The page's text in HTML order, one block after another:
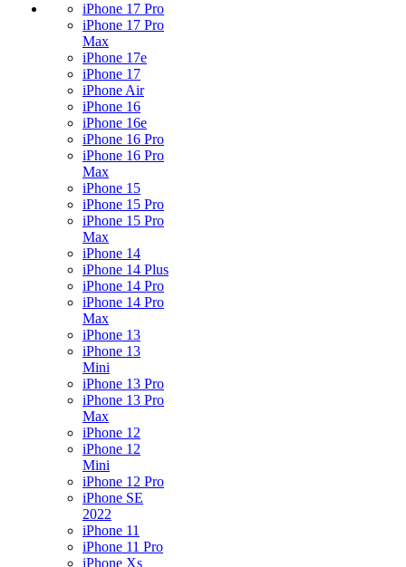
iPhone 17 Pro
iPhone 17 Pro
Max
iPhone 17e
iPhone 17
iPhone Air
iPhone 16
iPhone 16e
iPhone 16 Pro
iPhone 16 Pro
Max
iPhone 15
iPhone 15 Pro
iPhone 15 Pro
Max
iPhone 14
iPhone 14 Plus
iPhone 14 Pro
iPhone 14 Pro
Max
iPhone 13
iPhone 13
Mini
iPhone 13 Pro
iPhone 13 Pro
Max
iPhone 12
iPhone 12
Mini
iPhone 12 Pro
iPhone SE
2022
iPhone 11
iPhone 11 Pro
iPhone Xs